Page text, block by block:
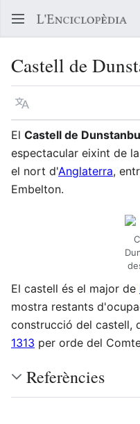
Castell de
Llegir en un atre idioma
El Castell de
espectacular eixint de
el nort d'Anglaterra,
Embelton.
El castell és el major de
mostra restants
construcció del castell,
1313 per orde del
Referències